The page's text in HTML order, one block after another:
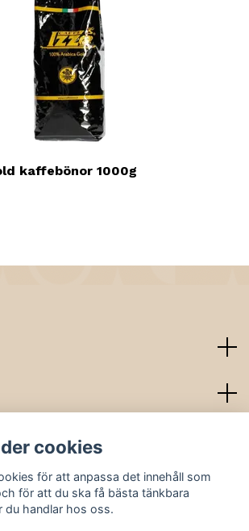
kaffebönor 1000g
cookies
för att anpassa det innehåll som
för att du ska få bästa tänkbara
du handlar hos oss.